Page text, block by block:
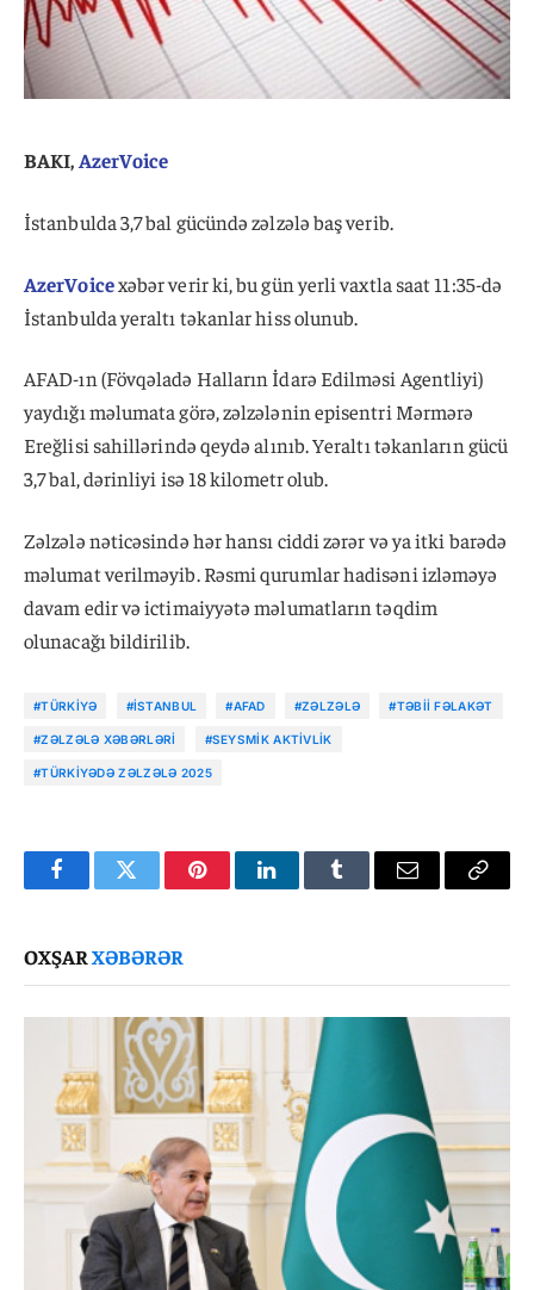
BAKI, AzerVoice
İstanbulda 3,7 bal gücündə zəlzələ baş verib.
AzerVoicexəbər verir ki, bu gün yerli vaxtla saat 11:35-də
İstanbulda yeraltı təkanlar hiss olunub.
AFAD-ın (Fövqəladə Halların İdarə Edilməsi Agentliyi)
yaydığı məlumata görə, zəlzələnin episentri Mərmərə
Ereğlisi sahillərində qeydə alınıb. Yeraltı təkanların gücü
3,7 bal, dərinliyi isə 18 kilometr olub.
Zəlzələ nəticəsində hər hansı ciddi zərər və ya itki barədə
məlumat verilməyib. Rəsmi qurumlar hadisəni izləməyə
davam edir və ictimaiyyətə məlumatların təqdim
olunacağı bildirilib.
#TÜRKIYƏ #İSTANBUL #AFAD #ZƏLZƏLƏ #TƏBII FƏLAKƏT
#ZƏLZƏLƏ XƏBƏRLƏRI #SEYSMIK AKTIVLIK
#TÜRKIYƏDƏ ZƏLZƏLƏ 2025
FacebookTwitter PinterestLinkedInTumblr Email
Copy
OXŞARXƏBƏRƏR